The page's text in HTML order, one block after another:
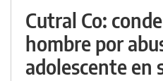
Cutral Co:
hombre por
adolescente en